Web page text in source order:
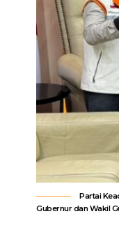
Partai
Gubernur dan Wakil